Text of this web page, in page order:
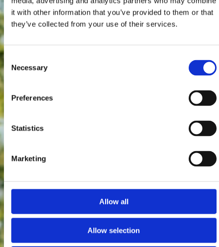
it with other information that you’ve provided to them or that
they’ve collected from your use of their services.
Selection
Necessary
Preferences
Statistics
Marketing
Allow all
Allow selection